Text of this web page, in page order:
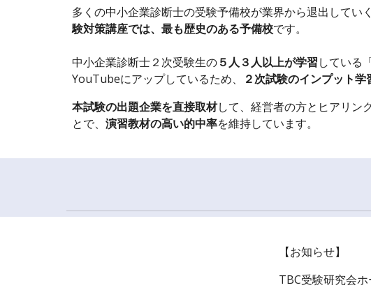
多くの中小企業診断士の受験予備校が業界から退出していく
験対策講座では、最も歴史のある予備校です。
中小企業診断士２次受験生の５人３人以上が学習している
YouTubeにアップしているため、
２次試験のインプット学
本試験の出題企業を直接取材して、経営者の方とヒアリン
とで、 演習教材の高い的中率を維持しています。
【お知らせ】
TBC受験研究会ホ